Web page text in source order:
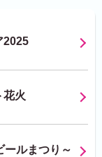
2025
火
ールまつり～